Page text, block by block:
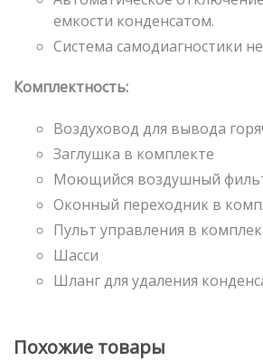
емкости конденсатом.
Система самодиагностики
Комплектность:
Воздуховод для вывода
Заглушка в комплекте
Моющийся воздушный
Оконный переходник в
Пульт управления в
Шасси
Шланг для удаления
Похожие товары